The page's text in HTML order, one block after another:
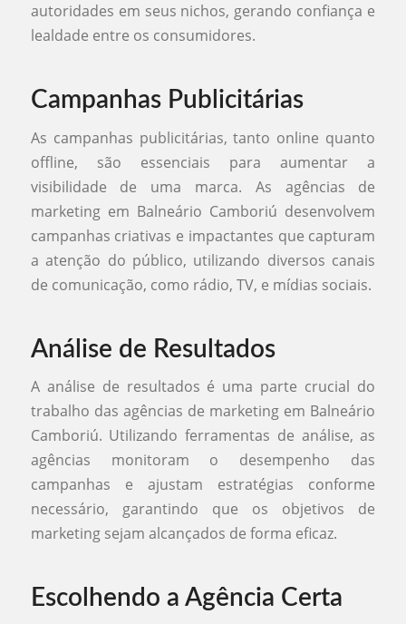
autoridades em seus nichos, gerando confiança e
lealdade entre os consumidores.
Campanhas Publicitárias
As campanhas publicitárias, tanto online quanto
offline, são essenciais para aumentar a
visibilidade de uma marca. As agências de
marketing em Balneário Camboriú desenvolvem
campanhas criativas e impactantes que capturam
a atenção do público, utilizando diversos canais
de comunicação, como rádio, TV, e mídias sociais.
Análise de Resultados
A análise de resultados é uma parte crucial do
trabalho das agências de marketing em Balneário
Camboriú. Utilizando ferramentas de análise, as
agências monitoram o desempenho das
campanhas e ajustam estratégias conforme
necessário, garantindo que os objetivos de
marketing sejam alcançados de forma eficaz.
Escolhendo a Agência Certa